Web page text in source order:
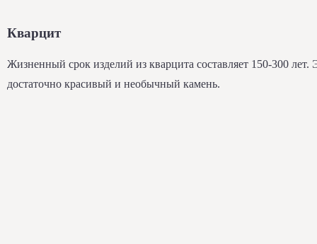
Кварцит
Жизненный срок изделий из кварцита составляет 150-300 лет.
достаточно красивый и необычный камень.